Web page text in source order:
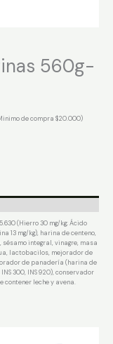
560g-
de compra $20.000)
(Hierro 30 mg/kg; Ácido
13 mg/kg), harina de centeno,
integral, vinagre, masa
lactobacilos, mejorador de
de panadería (harina de
300, INS 920), conservador
contener leche y avena.